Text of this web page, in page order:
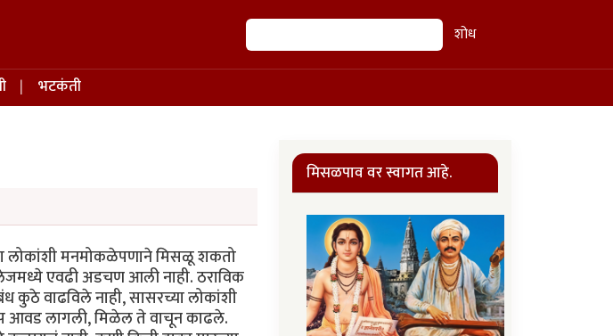
शोध शोध
भटकंती
लोकांशी मनमोकळेपणाने मिसळू शकतो
एवढी अडचण आली नाही. ठराविक
वाढविले नाही, सासरच्या लोकांशी
आवड लागली, मिळेल ते वाचून काढले.
मिसळपाव वर स्वागत आहे.